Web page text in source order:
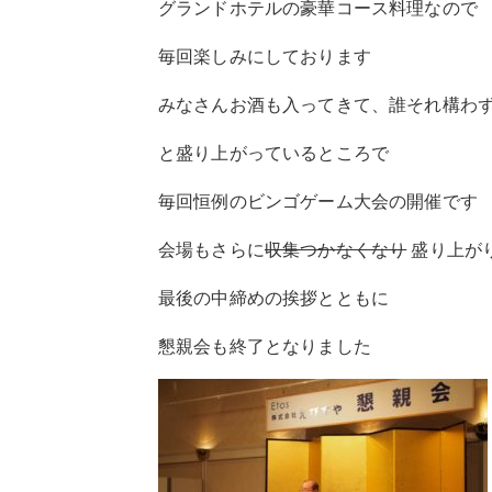
グランドホテルの豪華コース料理なので
毎回楽しみにしております
みなさんお酒も入ってきて、誰それ構わ
と盛り上がっているところで
毎回恒例のビンゴゲーム大会の開催です
会場もさらに収集つかなくなり盛り上が
最後の中締めの挨拶とともに
懇親会も終了となりました